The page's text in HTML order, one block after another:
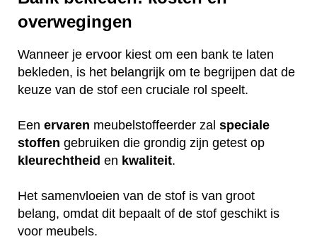
overwegingen
Wanneer je ervoor kiest om een bank te laten
bekleden, is het belangrijk om te begrijpen dat de
keuze van de stof een cruciale rol speelt.
Een ervaren meubelstoffeerder zal speciale
stoffen gebruiken die grondig zijn getest op
kleurechtheid en kwaliteit.
Het samenvloeien van de stof is van groot
belang, omdat dit bepaalt of de stof geschikt is
voor meubels.